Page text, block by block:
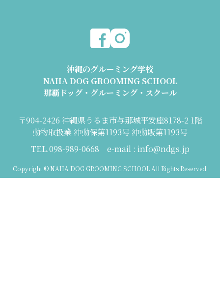
沖縄のグルーミング学校
NAHA DOG GROOMING SCHOOL
那覇ドッグ・グルーミング・スクール
〒904-2426 沖縄県うるま市与那城平安座8178-2 1階
動物取扱業 沖動保第1193号 沖動販第1193号
TEL.098-989-0668 e-mail : info@ndgs.jp
Copyright © NAHA DOG GROOMING SCHOOL All Rights Reserved.